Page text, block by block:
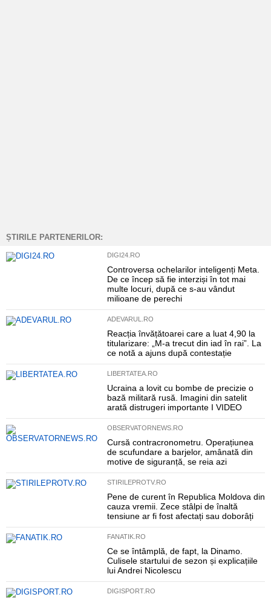
ȘTIRILE PARTENERILOR:
DIGI24.RO
Controversa ochelarilor inteligenți Meta.
De ce încep să fie interziși în tot mai
multe locuri, după ce s-au vândut
milioane de perechi
ADEVARUL.RO
Reacția învățătoarei care a luat 4,90 la
titularizare: „M-a trecut din iad în rai”. La
ce notă a ajuns după contestație
LIBERTATEA.RO
Ucraina a lovit cu bombe de precizie o
bază militară rusă. Imagini din satelit
arată distrugeri importante I VIDEO
OBSERVATORNEWS.RO
Cursă contracronometru. Operațiunea
de scufundare a barjelor, amânată din
motive de siguranță, se reia azi
STIRILEPROTV.RO
Pene de curent în Republica Moldova din
cauza vremii. Zece stâlpi de înaltă
tensiune ar fi fost afectați sau doborâți
FANATIK.RO
Ce se întâmplă, de fapt, la Dinamo.
Culisele startului de sezon și explicațiile
lui Andrei Nicolescu
DIGISPORT.RO